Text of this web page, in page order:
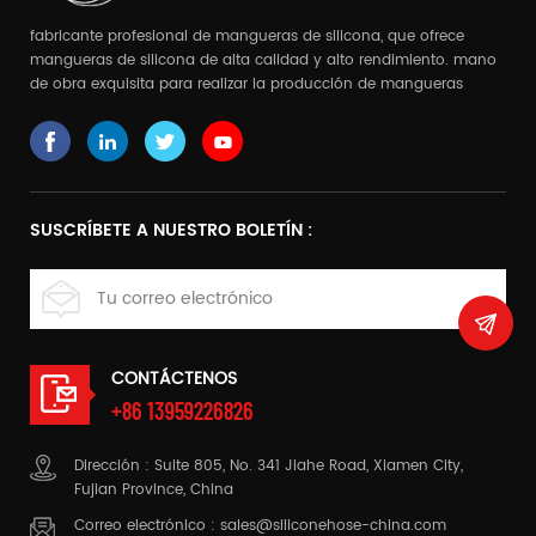
fabricante profesional de mangueras de silicona, que ofrece
mangueras de silicona de alta calidad y alto rendimiento. mano
de obra exquisita para realizar la producción de mangueras
SUSCRÍBETE A NUESTRO BOLETÍN :
CONTÁCTENOS
+86 13959226826
Dirección : Suite 805, No. 341 Jiahe Road, Xiamen City,
Fujian Province, China
Correo electrónico : sales@siliconehose-china.com